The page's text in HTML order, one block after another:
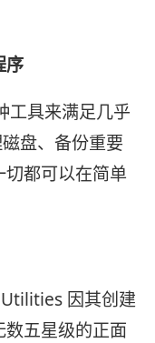
序
工具来满足几乎
盘、备份重要
都可以在简单
因其创建
五星级的正面